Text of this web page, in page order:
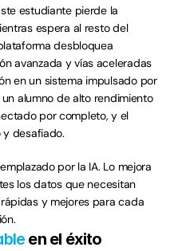
estudiante pierde la
espera al resto del
desbloquea
avanzada y vías aceleradas
en un sistema impulsado por
alumno de alto rendimiento
por completo, y el
desafiado.
por la IA. Lo mejora
los datos que necesitan
y mejores para cada
en el éxito